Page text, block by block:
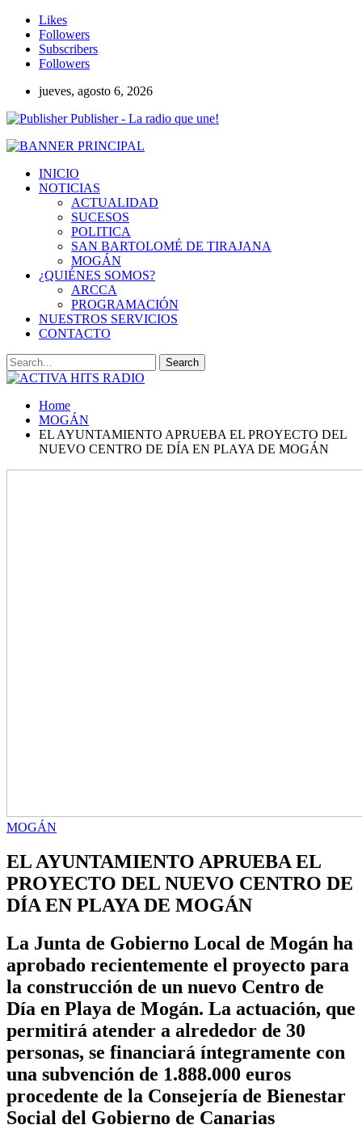
Likes
Followers
Subscribers
Followers
jueves, agosto 6, 2026
Publisher - La radio que une!
INICIO
NOTICIAS
ACTUALIDAD
SUCESOS
POLITICA
SAN BARTOLOMÉ DE TIRAJANA
MOGÁN
¿QUIÉNES SOMOS?
ARCCA
PROGRAMACIÓN
NUESTROS SERVICIOS
CONTACTO
Home
MOGÁN
EL AYUNTAMIENTO APRUEBA EL PROYECTO DEL
NUEVO CENTRO DE DÍA EN PLAYA DE MOGÁN
MOGÁN
EL AYUNTAMIENTO APRUEBA EL
PROYECTO DEL NUEVO CENTRO DE
DÍA EN PLAYA DE MOGÁN
La Junta de Gobierno Local de Mogán ha
aprobado recientemente el proyecto para
la construcción de un nuevo Centro de
Día en Playa de Mogán. La actuación, que
permitirá atender a alrededor de 30
personas, se financiará íntegramente con
una subvención de 1.888.000 euros
procedente de la Consejería de Bienestar
Social del Gobierno de Canarias